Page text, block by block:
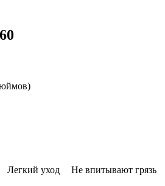
Легкий уход Не впитывают грязь